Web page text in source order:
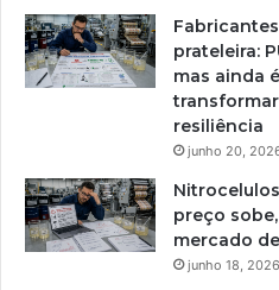
prateleira:
mas ainda
resiliência
junho 20,
preço
mercado
junho 18, 2026